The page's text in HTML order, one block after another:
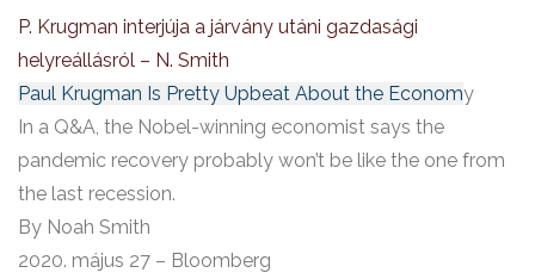
P. Krugman interjúja a járvány utáni gazdasági
helyreállásról – N. Smith
Paul Krugman Is Pretty Upbeat About the Economy
In a Q&A, the Nobel-winning economist says the
pandemic recovery probably won’t be like the one from
the last recession.
By Noah Smith
2020. május 27 – Bloomberg